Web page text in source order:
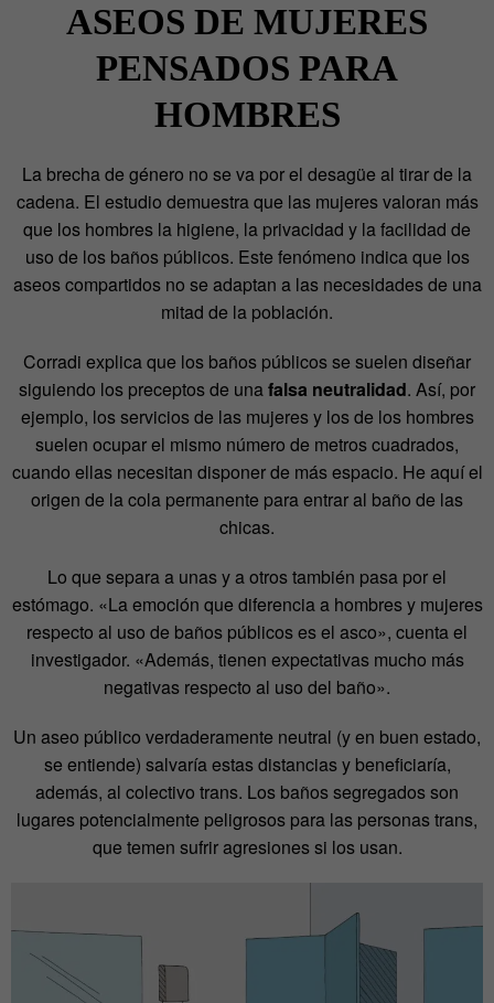
ASEOS DE MUJERES
PENSADOS PARA
HOMBRES
La brecha de género no se va por el desagüe al tirar de la
cadena. El estudio demuestra que las mujeres valoran más
que los hombres la higiene, la privacidad y la facilidad de
uso de los baños públicos. Este fenómeno indica que los
aseos compartidos no se adaptan a las necesidades de una
mitad de la población.
Corradi explica que los baños públicos se suelen diseñar
siguiendo los preceptos de unafalsa neutralidad. Así, por
ejemplo, los servicios de las mujeres y los de los hombres
suelen ocupar el mismo número de metros cuadrados,
cuando ellas necesitan disponer de más espacio. He aquí el
origen de la cola permanente para entrar al baño de las
chicas.
Lo que separa a unas y a otros también pasa por el
estómago. «La emoción que diferencia a hombres y mujeres
respecto al uso de baños públicos es el asco», cuenta el
investigador. «Además, tienen expectativas mucho más
negativas respecto al uso del baño».
Un aseo público verdaderamente neutral (y en buen estado,
se entiende) salvaría estas distancias y beneficiaría,
además, al colectivo trans. Los baños segregados son
lugares potencialmente peligrosos para las personas trans,
que temen sufrir agresiones si los usan.